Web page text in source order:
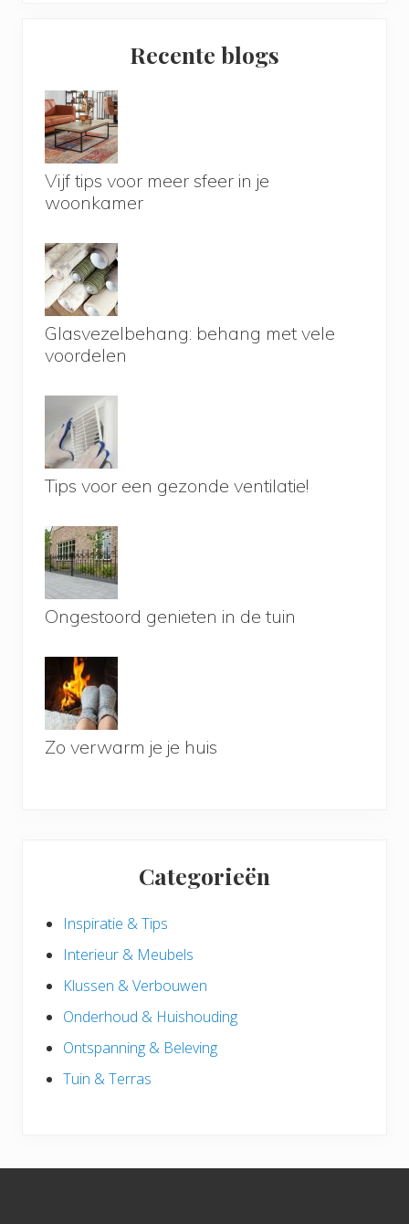
Recente blogs
Vijf tips voor meer sfeer in je
woonkamer
Glasvezelbehang: behang met vele
voordelen
Tips voor een gezonde ventilatie!
Ongestoord genieten in de tuin
Zo verwarm je je huis
Categorieën
Inspiratie & Tips
Interieur & Meubels
Klussen & Verbouwen
Onderhoud & Huishouding
Ontspanning & Beleving
Tuin & Terras